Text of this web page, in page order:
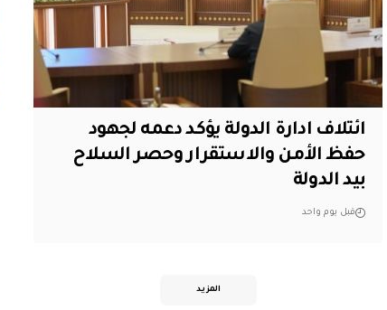
ائتلاف ادارة الدولة يؤكد دعمه لجهود
حفظ الأمن والاستقرار وحصر السلاح
بيد الدولة
قبل يوم واحد
المزيد